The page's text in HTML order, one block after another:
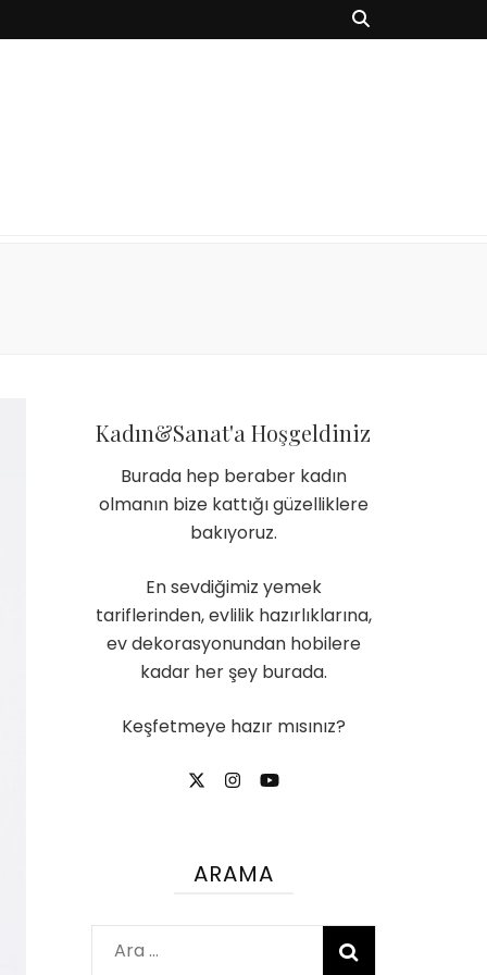
Kadın&Sanat'a Hoşgeldiniz
Burada hep beraber kadın
olmanın bize kattığı güzelliklere
bakıyoruz.
En sevdiğimiz yemek
tariflerinden, evlilik hazırlıklarına,
ev dekorasyonundan hobilere
kadar her şey burada.
Keşfetmeye hazır mısınız?
ARAMA
Arama: